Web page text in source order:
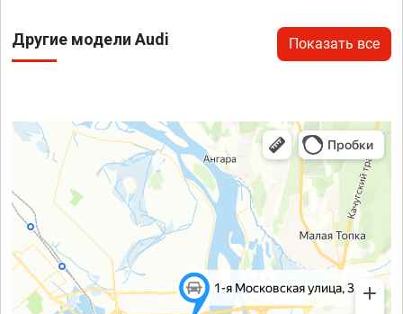
Другие модели Audi Показать все